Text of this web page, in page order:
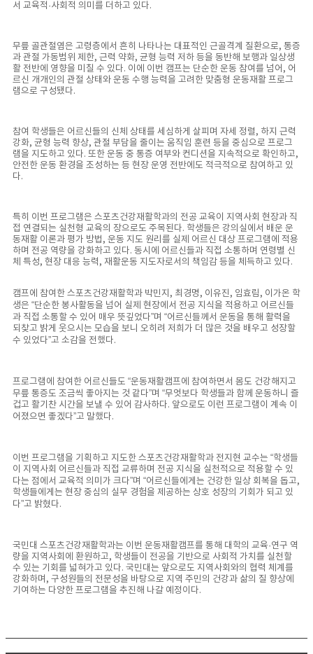
서 교육적·사회적 의미를 더하고 있다.
무릎 골관절염은 고령층에서 흔히 나타나는 대표적인 근골격계 질환으로, 통증
과 관절 가동범위 제한, 근력 약화, 균형 능력 저하 등을 동반해 보행과 일상생
활 전반에 영향을 미칠 수 있다. 이에 이번 캠프는 단순한 운동 참여를 넘어, 어
르신 개개인의 관절 상태와 운동 수행 능력을 고려한 맞춤형 운동재활 프로그
램으로 구성됐다.
참여 학생들은 어르신들의 신체 상태를 세심하게 살피며 자세 정렬, 하지 근력
강화, 균형 능력 향상, 관절 부담을 줄이는 움직임 훈련 등을 중심으로 프로그
램을 지도하고 있다. 또한 운동 중 통증 여부와 컨디션을 지속적으로 확인하고,
안전한 운동 환경을 조성하는 등 현장 운영 전반에도 적극적으로 참여하고 있
다.
특히 이번 프로그램은 스포츠건강재활학과의 전공 교육이 지역사회 현장과 직
접 연결되는 실천형 교육의 장으로도 주목된다. 학생들은 강의실에서 배운 운
동재활 이론과 평가 방법, 운동 지도 원리를 실제 어르신 대상 프로그램에 적용
하며 전공 역량을 강화하고 있다. 동시에 어르신들과 직접 소통하며 연령별 신
체 특성, 현장 대응 능력, 재활운동 지도자로서의 책임감 등을 체득하고 있다.
캠프에 참여한 스포츠건강재활학과 박민지, 최경명, 이유진, 임효림, 이가온 학
생은 “단순한 봉사활동을 넘어 실제 현장에서 전공 지식을 적용하고 어르신들
과 직접 소통할 수 있어 매우 뜻깊었다”며 “어르신들께서 운동을 통해 활력을
되찾고 밝게 웃으시는 모습을 보니 오히려 저희가 더 많은 것을 배우고 성장할
수 있었다”고 소감을 전했다.
프로그램에 참여한 어르신들도 “운동재활캠프에 참여하면서 몸도 건강해지고
무릎 통증도 조금씩 좋아지는 것 같다”며 “무엇보다 학생들과 함께 운동하니 즐
겁고 활기찬 시간을 보낼 수 있어 감사하다. 앞으로도 이런 프로그램이 계속 이
어졌으면 좋겠다”고 말했다.
이번 프로그램을 기획하고 지도한 스포츠건강재활학과 전지현 교수는 “학생들
이 지역사회 어르신들과 직접 교류하며 전공 지식을 실천적으로 적용할 수 있
다는 점에서 교육적 의미가 크다”며 “어르신들에게는 건강한 일상 회복을 돕고,
학생들에게는 현장 중심의 실무 경험을 제공하는 상호 성장의 기회가 되고 있
다”고 밝혔다.
국민대 스포츠건강재활학과는 이번 운동재활캠프를 통해 대학의 교육·연구 역
량을 지역사회에 환원하고, 학생들이 전공을 기반으로 사회적 가치를 실천할
수 있는 기회를 넓혀가고 있다. 국민대는 앞으로도 지역사회와의 협력 체계를
강화하며, 구성원들의 전문성을 바탕으로 지역 주민의 건강과 삶의 질 향상에
기여하는 다양한 프로그램을 추진해 나갈 예정이다.